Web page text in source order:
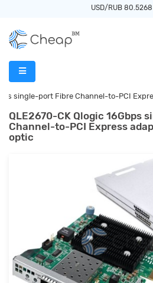
USD/RUB 80.5268
single-port Fibre Channel-to-PCI
QLE2670-CK Qlogic 16Gbps
Channel-to-PCI Express
optic